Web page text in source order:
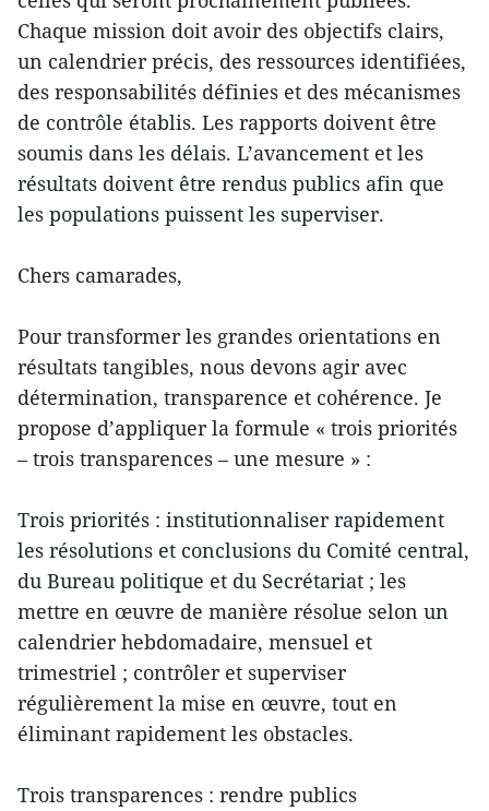
Chaque mission doit avoir des objectifs clairs,
un calendrier précis, des ressources identifiées,
des responsabilités définies et des mécanismes
de contrôle établis. Les rapports doivent être
soumis dans les délais. L’avancement et les
résultats doivent être rendus publics afin que
les populations puissent les superviser.
Chers camarades,
Pour transformer les grandes orientations en
résultats tangibles, nous devons agir avec
détermination, transparence et cohérence. Je
propose d’appliquer la formule « trois priorités
– trois transparences – une mesure » :
Trois priorités : institutionnaliser rapidement
les résolutions et conclusions du Comité central,
du Bureau politique et du Secrétariat ; les
mettre en œuvre de manière résolue selon un
calendrier hebdomadaire, mensuel et
trimestriel ; contrôler et superviser
régulièrement la mise en œuvre, tout en
éliminant rapidement les obstacles.
Trois transparences : rendre publics